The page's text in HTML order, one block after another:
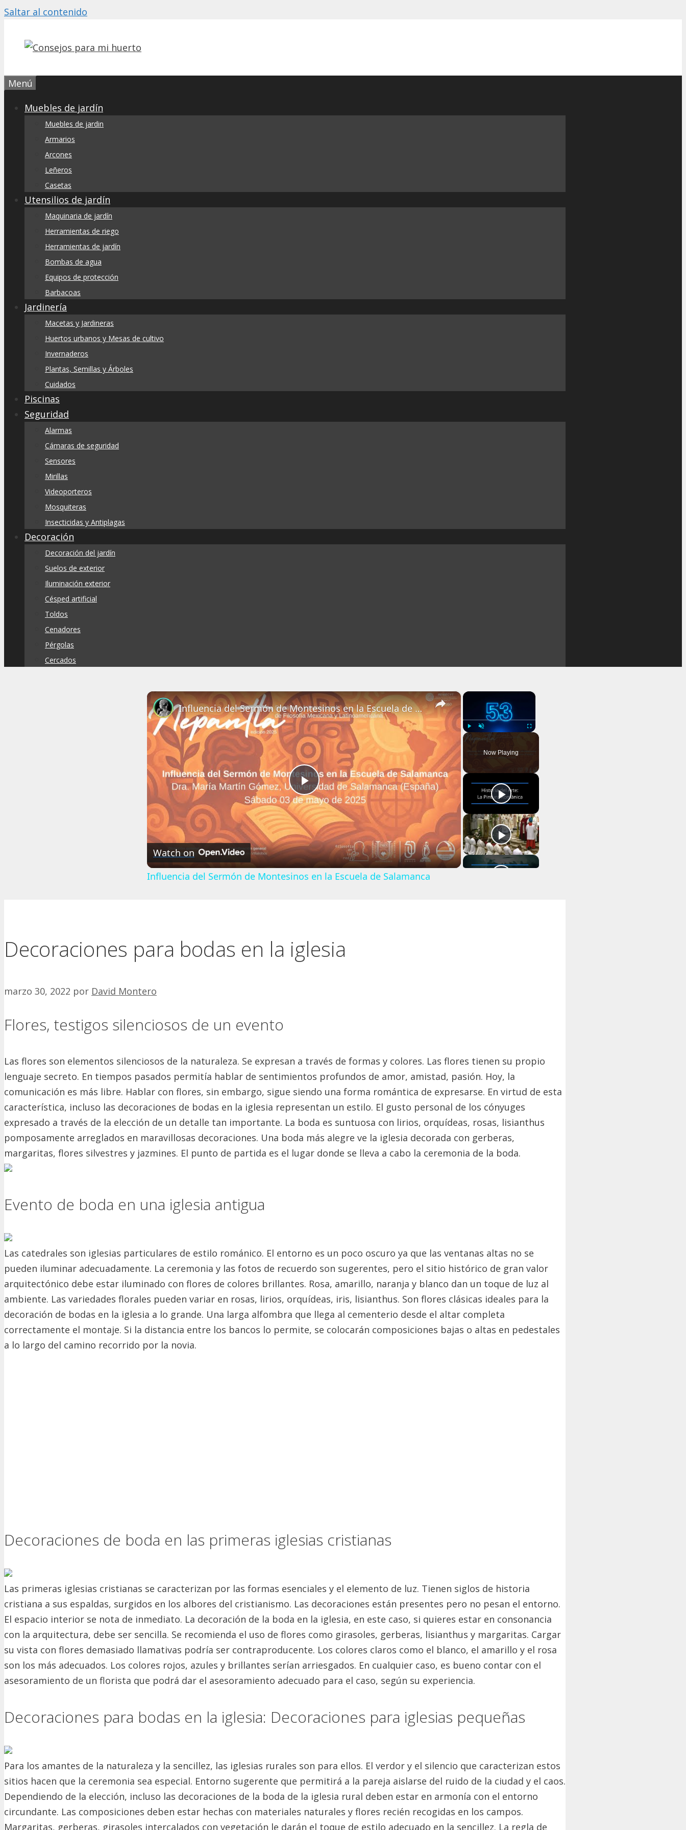
Saltar al contenido
Menú
Muebles de jardín
Muebles de jardin
Armarios
Arcones
Leñeros
Casetas
Utensilios de jardín
Maquinaria de jardín
Herramientas de riego
Herramientas de jardín
Bombas de agua
Equipos de protección
Barbacoas
Jardinería
Macetas y Jardineras
Huertos urbanos y Mesas de cultivo
Invernaderos
Plantas, Semillas y Árboles
Cuidados
Piscinas
Seguridad
Alarmas
Cámaras de seguridad
Sensores
Mirillas
Videoporteros
Mosquiteras
Insecticidas y Antiplagas
Decoración
Decoración del jardín
Suelos de exterior
Iluminación exterior
Césped artificial
Toldos
Cenadores
Pérgolas
Cercados
×
Play Unmute Fullscreen
Now Playing
×
Play
Video
Influencia del Sermón de Montesinos en la Escuela de Salamanca
Watch on
Influencia del Sermón de Montesinos en la Escuela de Salamanca
Decoraciones para bodas en la iglesia
marzo 30, 2022 por David Montero
Flores, testigos silenciosos de un evento
Las flores son elementos silenciosos de la naturaleza. Se expresan a través de formas y colores. Las flores tienen su propio
lenguaje secreto. En tiempos pasados ​​permitía hablar de sentimientos profundos de amor, amistad, pasión. Hoy, la
comunicación es más libre. Hablar con flores, sin embargo, sigue siendo una forma romántica de expresarse. En virtud de esta
característica, incluso las decoraciones de bodas en la iglesia representan un estilo. El gusto personal de los cónyuges
expresado a través de la elección de un detalle tan importante. La boda es suntuosa con lirios, orquídeas, rosas, lisianthus
pomposamente arreglados en maravillosas decoraciones. Una boda más alegre ve la iglesia decorada con gerberas,
margaritas, flores silvestres y jazmines. El punto de partida es el lugar donde se lleva a cabo la ceremonia de la boda.
Evento de boda en una iglesia antigua
Las catedrales son iglesias particulares de estilo románico. El entorno es un poco oscuro ya que las ventanas altas no se
pueden iluminar adecuadamente. La ceremonia y las fotos de recuerdo son sugerentes, pero el sitio histórico de gran valor
arquitectónico debe estar iluminado con flores de colores brillantes. Rosa, amarillo, naranja y blanco dan un toque de luz al
ambiente. Las variedades florales pueden variar en rosas, lirios, orquídeas, iris, lisianthus. Son flores clásicas ideales para la
decoración de bodas en la iglesia a lo grande. Una larga alfombra que llega al cementerio desde el altar completa
correctamente el montaje. Si la distancia entre los bancos lo permite, se colocarán composiciones bajas o altas en pedestales
a lo largo del camino recorrido por la novia.
Decoraciones de boda en las primeras iglesias cristianas
Las primeras iglesias cristianas se caracterizan por las formas esenciales y el elemento de luz. Tienen siglos de historia
cristiana a sus espaldas, surgidos en los albores del cristianismo. Las decoraciones están presentes pero no pesan el entorno.
El espacio interior se nota de inmediato. La decoración de la boda en la iglesia, en este caso, si quieres estar en consonancia
con la arquitectura, debe ser sencilla. Se recomienda el uso de flores como girasoles, gerberas, lisianthus y margaritas. Cargar
su vista con flores demasiado llamativas podría ser contraproducente. Los colores claros como el blanco, el amarillo y el rosa
son los más adecuados. Los colores rojos, azules y brillantes serían arriesgados. En cualquier caso, es bueno contar con el
asesoramiento de un florista que podrá dar el asesoramiento adecuado para el caso, según su experiencia.
Decoraciones para bodas en la iglesia: Decoraciones para iglesias pequeñas
Para los amantes de la naturaleza y la sencillez, las iglesias rurales son para ellos. El verdor y el silencio que caracterizan estos
sitios hacen que la ceremonia sea especial. Entorno sugerente que permitirá a la pareja aislarse del ruido de la ciudad y el caos.
Dependiendo de la elección, incluso las decoraciones de la boda de la iglesia rural deben estar en armonía con el entorno
circundante. Las composiciones deben estar hechas con materiales naturales y flores recién recogidas en los campos.
Margaritas, gerberas, girasoles intercalados con vegetación le darán el toque de estilo adecuado en la sencillez. La regla de